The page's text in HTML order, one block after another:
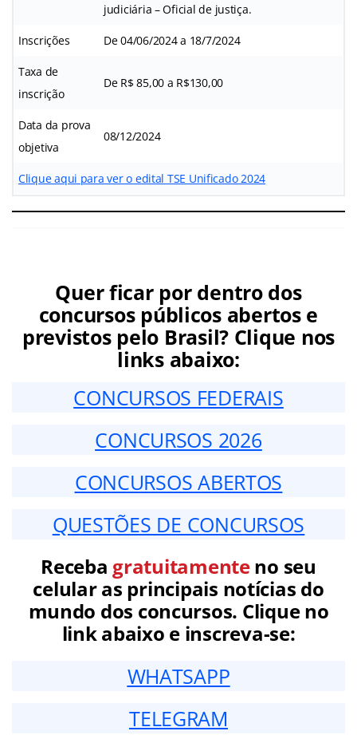
judiciária – Oficial de justiça.
Inscrições De 04/06/2024 a 18/7/2024
Taxa de
inscrição
De R$ 85,00 a R$130,00
Data da prova
objetiva
08/12/2024
Clique aqui para ver o edital TSE Unificado 2024
Quer ficar por dentro dos
concursos públicos abertos e
previstos pelo Brasil? Clique nos
links abaixo:
CONCURSOS FEDERAIS
CONCURSOS 2026
CONCURSOS ABERTOS
QUESTÕES DE CONCURSOS
Receba gratuitamenteno seu
celular as principais notícias do
mundo dos concursos. Clique no
link abaixo e inscreva-se:
WHATSAPP
TELEGRAM